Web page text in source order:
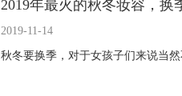
2019年最火的秋冬妆容，换
2019-11-14
秋冬要换季，对于女孩子们来说当